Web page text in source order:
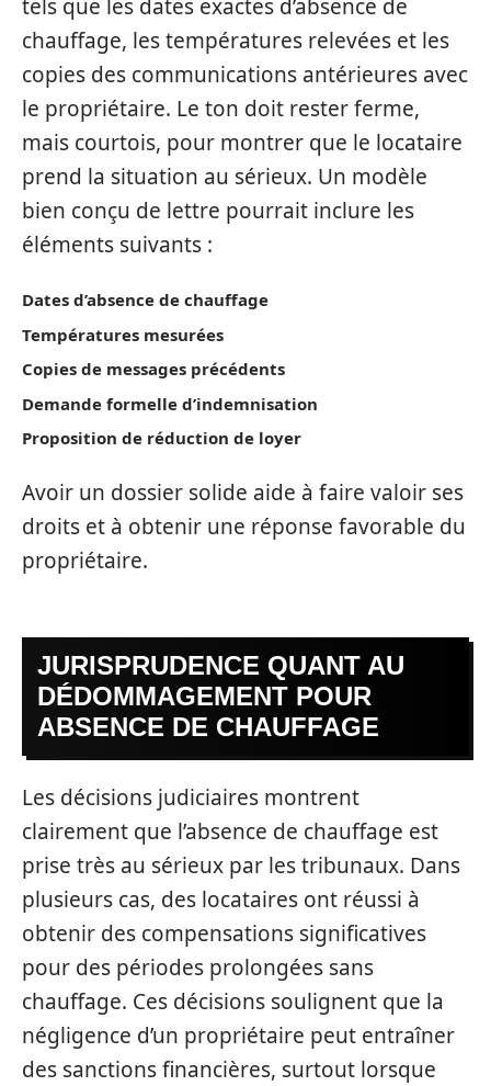
tels que les dates exactes d’absence de
chauffage, les températures relevées et les
copies des communications antérieures avec
le propriétaire. Le ton doit rester ferme,
mais courtois, pour montrer que le locataire
prend la situation au sérieux. Un modèle
bien conçu de lettre pourrait inclure les
éléments suivants :
Dates d’absence de chauffage
Températures mesurées
Copies de messages précédents
Demande formelle d’indemnisation
Proposition de réduction de loyer
Avoir un dossier solide aide à faire valoir ses
droits et à obtenir une réponse favorable du
propriétaire.
JURISPRUDENCE QUANT AU
DÉDOMMAGEMENT POUR
ABSENCE DE CHAUFFAGE
Les décisions judiciaires montrent
clairement que l’absence de chauffage est
prise très au sérieux par les tribunaux. Dans
plusieurs cas, des locataires ont réussi à
obtenir des compensations significatives
pour des périodes prolongées sans
chauffage. Ces décisions soulignent que la
négligence d’un propriétaire peut entraîner
des sanctions financières, surtout lorsque